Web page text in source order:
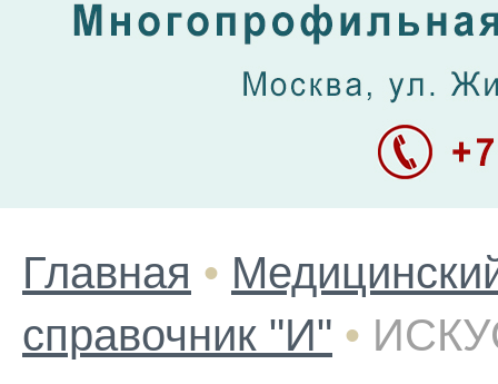
Главная •
справочник "И" •